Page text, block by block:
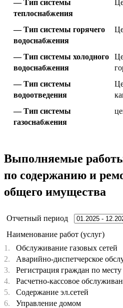
Тип системы
теплоснабжения
Тип системы горячего
водоснабжения
Тип системы холодного
водоснабжения
Тип системы
водоотведения
Тип системы
газоснабжения
Выполняемые
по содержанию и
общего имущества
Отчетный период
Наименование работ (услуг)
1.
Обслуживание газовых сетей
2.
Аварийно-диспетчерское
3.
Регистрация граждан по
4.
Расчетно-кассовое
5.
Содержание эл.сетей
6.
Управление домом